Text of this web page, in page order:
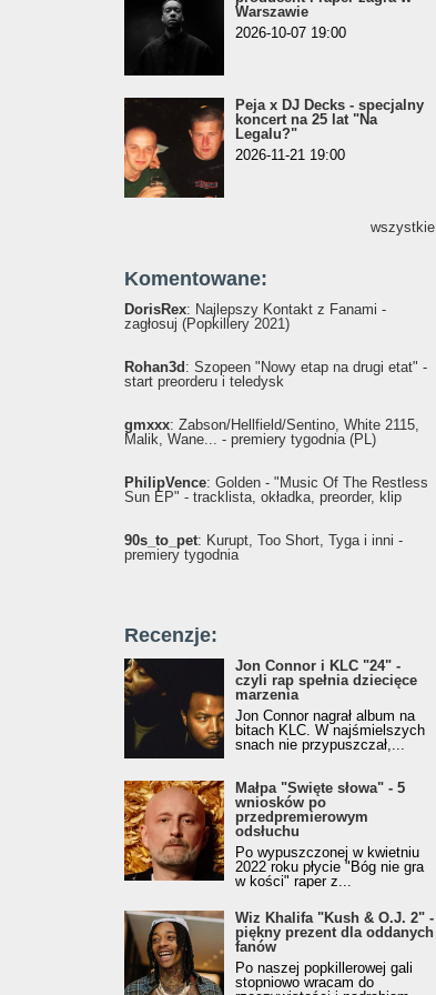
Warszawie
2026-10-07 19:00
Peja x DJ Decks - specjalny
koncert na 25 lat "Na
Legalu?"
2026-11-21 19:00
wszystkie
Komentowane:
DorisRex: Najlepszy Kontakt z Fanami -
zagłosuj (Popkillery 2021)
Rohan3d : Szopeen "Nowy etap na drugi etat" -
start preorderu i teledysk
gmxxx: Żabson/Hellfield/Sentino, White 2115,
Malik, Wane... - premiery tygodnia (PL)
PhilipVence: Golden - "Music Of The Restless
Sun EP" - tracklista, okładka, preorder, klip
90s_to_pet: Kurupt, Too Short, Tyga i inni -
premiery tygodnia
Recenzje:
Jon Connor i KLC "24" -
czyli rap spełnia dziecięce
marzenia
Jon Connor nagrał album na
bitach KLC. W najśmielszych
snach nie przypuszczał,...
Małpa "Święte słowa" - 5
wniosków po
przedpremierowym
odsłuchu
Po wypuszczonej w kwietniu
2022 roku płycie "Bóg nie gra
w kości" raper z...
Wiz Khalifa "Kush & O.J. 2" -
piękny prezent dla oddanych
fanów
Po naszej popkillerowej gali
stopniowo wracam do